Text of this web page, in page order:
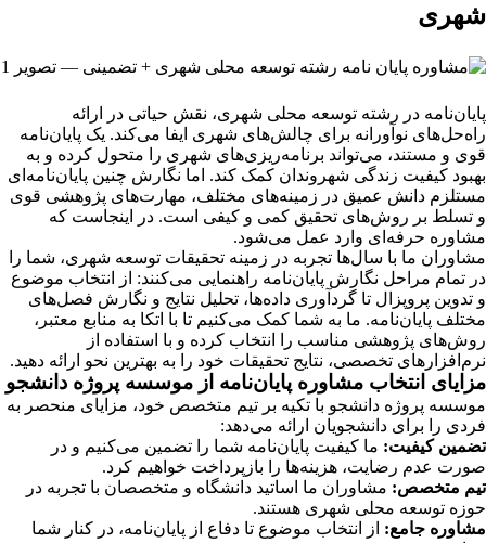
شهری
پایان‌نامه در رشته توسعه محلی شهری، نقش حیاتی در ارائه
راه‌حل‌های نوآورانه برای چالش‌های شهری ایفا می‌کند. یک پایان‌نامه
قوی و مستند، می‌تواند برنامه‌ریزی‌های شهری را متحول کرده و به
بهبود کیفیت زندگی شهروندان کمک کند. اما نگارش چنین پایان‌نامه‌ای
مستلزم دانش عمیق در زمینه‌های مختلف، مهارت‌های پژوهشی قوی
و تسلط بر روش‌های تحقیق کمی و کیفی است. در اینجاست که
مشاوره حرفه‌ای وارد عمل می‌شود.
مشاوران ما با سال‌ها تجربه در زمینه تحقیقات توسعه شهری، شما را
در تمام مراحل نگارش پایان‌نامه راهنمایی می‌کنند: از انتخاب موضوع
و تدوین پروپزال تا گردآوری داده‌ها، تحلیل نتایج و نگارش فصل‌های
مختلف پایان‌نامه. ما به شما کمک می‌کنیم تا با اتکا به منابع معتبر،
روش‌های پژوهشی مناسب را انتخاب کرده و با استفاده از
نرم‌افزارهای تخصصی، نتایج تحقیقات خود را به بهترین نحو ارائه دهید.
مزایای انتخاب مشاوره پایان‌نامه از موسسه پروژه دانشجو
موسسه پروژه دانشجو با تکیه بر تیم متخصص خود، مزایای منحصر به
فردی را برای دانشجویان ارائه می‌دهد:
تضمین کیفیت: ما کیفیت پایان‌نامه شما را تضمین می‌کنیم و در
صورت عدم رضایت، هزینه‌ها را بازپرداخت خواهیم کرد.
تیم متخصص: مشاوران ما اساتید دانشگاه و متخصصان با تجربه در
حوزه توسعه محلی شهری هستند.
مشاوره جامع: از انتخاب موضوع تا دفاع از پایان‌نامه، در کنار شما